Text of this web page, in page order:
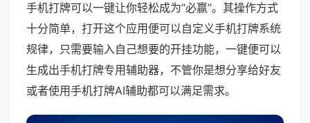
手机打牌可以一键让你轻松成为“必赢”。其操作方式
十分简单，打开这个应用便可以自定义手机打牌系统
规律，只需要输入自己想要的开挂功能，一键便可以
生成出手机打牌专用辅助器，不管你是想分享给好友
或者使用手机打牌AI辅助都可以满足需求。